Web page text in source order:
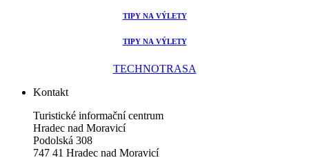
TIPY NA VÝLETY
TIPY NA VÝLETY
TECHNOTRASA
Kontakt
Turistické informační centrum
Hradec nad Moravicí
Podolská 308
747 41 Hradec nad Moravicí